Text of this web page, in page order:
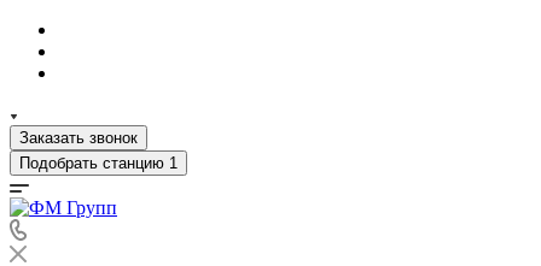
Заказать звонок
Подобрать станцию 1